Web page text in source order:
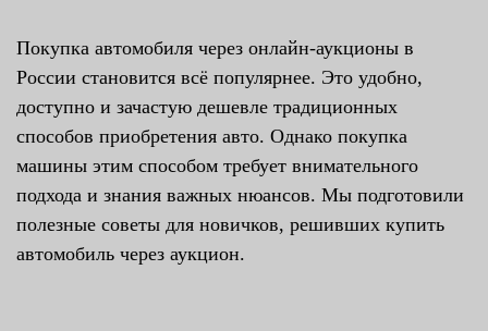
Покупка автомобиля через онлайн-аукционы в
России становится всё популярнее. Это удобно,
доступно и зачастую дешевле традиционных
способов приобретения авто. Однако покупка
машины этим способом требует внимательного
подхода и знания важных нюансов. Мы подготовили
полезные советы для новичков, решивших купить
автомобиль через аукцион.